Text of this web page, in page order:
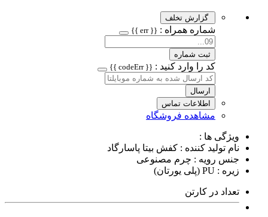
گزارش تخلف
شماره همراه : {{ err }}
ثبت شماره
کد را وارد کنید : {{ codeErr }}
ارسال
اطلاعات تماس
مشاهده فروشگاه
ویژگی ها :
نام تولید کننده : کفش بیتا پاسارگاد
جنس رویه : چرم مصنوعی
زیره : PU (پلی یورتان)
تعداد در کارتن